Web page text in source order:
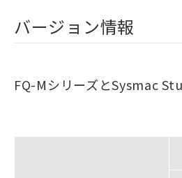
バージョン情報
FQ-MシリーズとSysmac